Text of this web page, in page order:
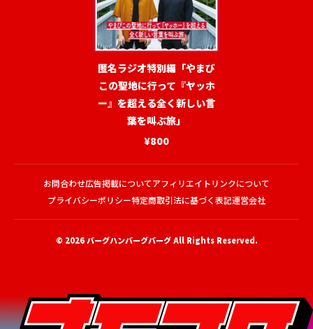
匿名ラジオ特別編「やまび
この聖地に行って『ヤッホ
ー』を超える全く新しい言
葉を叫ぶ旅」
¥800
お問合わせ広告掲載についてアフィリエイトリンクについて
プライバシーポリシー特定商取引法に基づく表記運営会社
© 2026バーグハンバーグバーグAll Rights Reserved.